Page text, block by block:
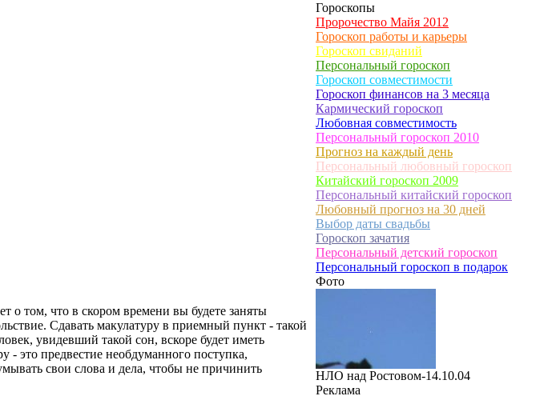
о том, что в скором времени вы будете заняты
Сдавать макулатуру в приемный пункт - такой
увидевший такой сон, вскоре будет иметь
- это предвестие необдуманного поступка,
свои слова и дела, чтобы не причинить
Гороскопы
Пророчество Майя 2012
Гороскоп работы и карьеры
Гороскоп свиданий
Персональный гороскоп
Гороскоп совместимости
Гороскоп финансов на 3 месяца
Кармический гороскоп
Любовная совместимость
Персональный гороскоп 2010
Прогноз на каждый день
Персональный любовный гороскоп
Китайский гороскоп 2009
Персональный китайский гороскоп
Любовный прогноз на 30 дней
Выбор даты свадьбы
Гороскоп зачатия
Персональный детский гороскоп
Персональный гороскоп в подарок
Фото
НЛО над Ростовом-14.10.04
Реклама